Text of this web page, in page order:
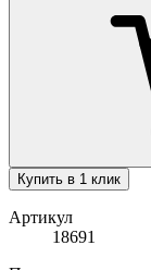
Купить в 1 клик
Артикул
18691